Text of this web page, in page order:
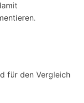
für den Vergleich